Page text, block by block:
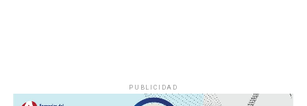
PUBLICIDAD